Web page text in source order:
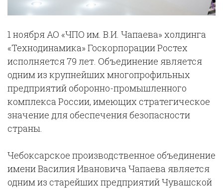
1 ноября АО «ЧПО им. В.И. Чапаева» холдинга
«Технодинамика» Госкорпорации Ростех
исполняется 79 лет. Объединение является
одним из крупнейших многопрофильных
предприятий оборонно-промышленного
комплекса России, имеющих стратегическое
значение для обеспечения безопасности
страны.
Чебоксарское производственное объединение
имени Василия Ивановича Чапаева является
одним из старейших предприятий Чувашской